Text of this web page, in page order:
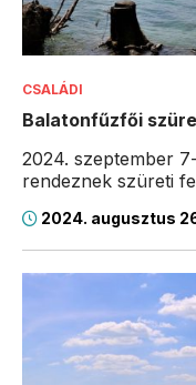
CSALÁDI
Balatonfűzfői
2024. szeptember
rendeznek szüreti
2024. augusztus